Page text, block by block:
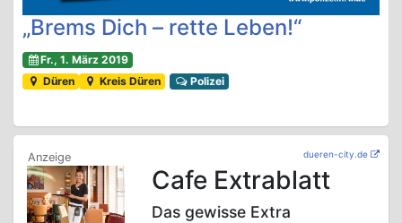
„Brems Dich – rette Leben!“
Fr., 1. März 2019
Düren
Kreis Düren Polizei
dueren-city.de
Cafe Extrablatt
Das gewisse Extra